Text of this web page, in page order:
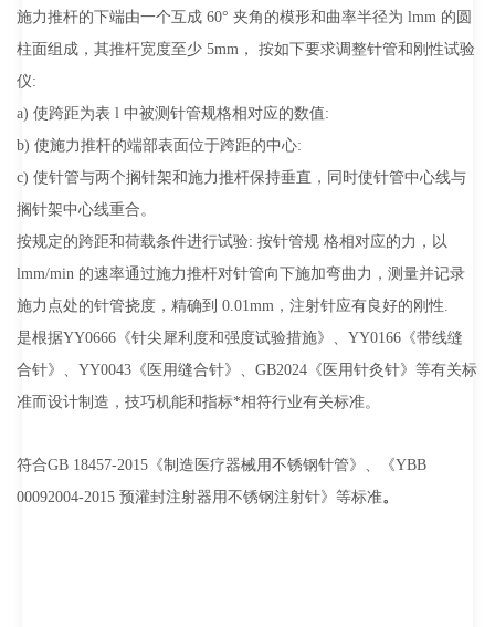
施力推杆的下端由一个互成 60° 夹角的模形和曲率半径为 lmm 的圆
柱面组成，其推杆宽度至少 5mm， 按如下要求调整针管和刚性试验
仪:
a) 使跨距为表 l 中被测针管规格相对应的数值:
b) 使施力推杆的端部表面位于跨距的中心:
c) 使针管与两个搁针架和施力推杆保持垂直，同时使针管中心线与
搁针架中心线重合。
按规定的跨距和荷载条件进行试验: 按针管规 格相对应的力，以
lmm/min 的速率通过施力推杆对针管向下施加弯曲力，测量并记录
施力点处的针管挠度，精确到 0.01mm，注射针应有良好的刚性.
是根据YY0666《针尖犀利度和强度试验措施》、YY0166《带线缝
合针》、YY0043《医用缝合针》、GB2024《医用针灸针》等有关标
准而设计制造，技巧机能和指标*相符行业有关标准。
符合GB 18457-2015《制造医疗器械用不锈钢针管》、《YBB
00092004-2015 预灌封注射器用不锈钢注射针》等标准。